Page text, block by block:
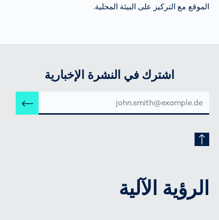
الموقع مع التركيز على البيئة المحلية.
اشترك في النشرة الإخبارية
البريد
الإلكتروني
الرؤية الآلية